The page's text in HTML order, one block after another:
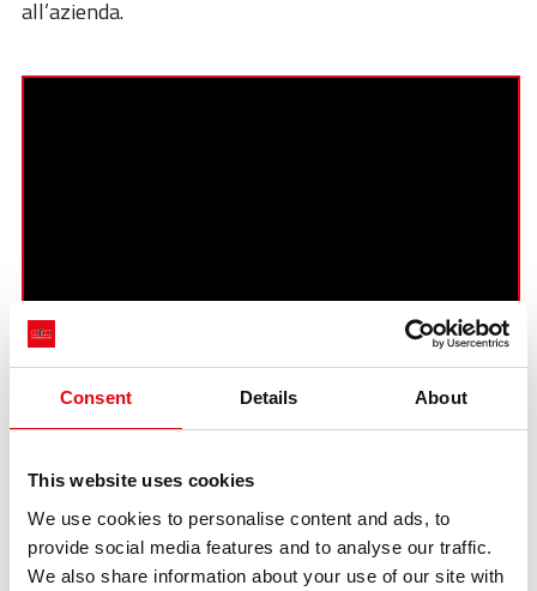
Consent Details About
This website uses cookies
We use cookies to personalise content and ads, to
provide social media features and to analyse our traffic.
We also share information about your use of our site with
all’azienda.
For the best use of transcription, please start to play the video as a
first step
Antonella Ceccardi - Head of International
Procurement Raccorderie Metalliche
Nel novembre del 2011 Raccorderie Metalliche ha